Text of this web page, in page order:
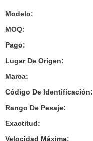
Modelo:
MOQ:
Pago:
Lugar De Origen:
Marca:
Código De Identificación:
Rango De Pesaje:
Exactitud:
Velocidad Máxima: